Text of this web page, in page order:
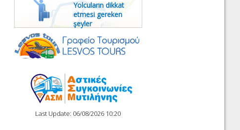
Yolcuların dikkat
etmesi gereken
şeyler
Last Update: 06/08/2026 10:20